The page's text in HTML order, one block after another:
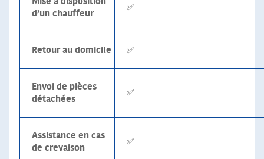
d’un chauffeur
✅
Retour au domicile ✅
Envoi de pièces
détachées
✅
Assistance en cas
de crevaison
✅